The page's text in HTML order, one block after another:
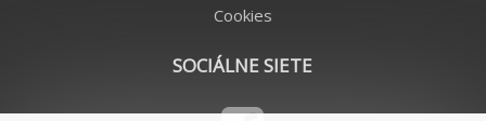
Cookies
SOCIÁLNE SIETE